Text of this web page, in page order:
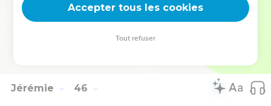
Et toi te chercherais-tu des grandeurs ? Ne les cherche
point ; car voici, je m'en vais faire venir du mal sur toute
Jérémie 46
Accepter tous les cookies
Tout refuser